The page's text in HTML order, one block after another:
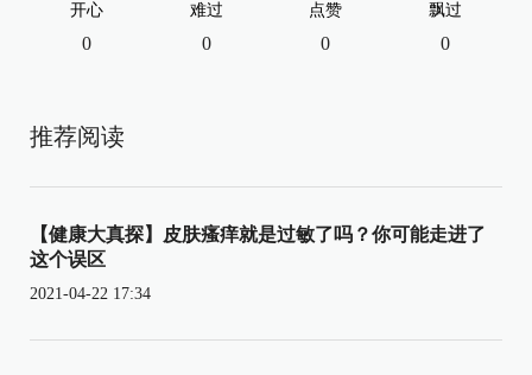
开心
0
难过
0
点赞
0
飘过
0
推荐阅读
【健康大真探】皮肤瘙痒就是过敏了吗？你可能走进了
这个误区
2021-04-22 17:34